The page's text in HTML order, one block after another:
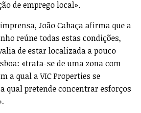
de emprego local».
João Cabaça afirma que a
reúne todas estas condições,
de estar localizada a pouco
«trata-se de uma zona com
a qual a VIC Properties se
qual pretende concentrar esforços